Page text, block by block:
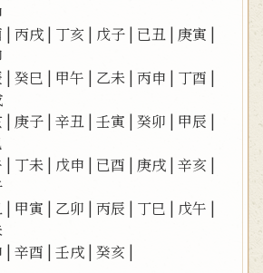
|丙戌 | 丁亥 | 戊子 | 已丑 | 庚寅 |
|癸巳 | 甲午 | 乙未 |丙申 | 丁酉 |
| 庚子 |辛丑 |壬寅 |癸卯 | 甲辰 |
| 丁未 | 戊申 | 已酉 | 庚戌 |辛亥 |
| 甲寅 | 乙卯 |丙辰 | 丁巳 | 戊午 |
|辛酉 |壬戌 |癸亥 |